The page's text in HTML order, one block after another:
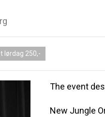
lørdag 250,-
The event
New Jungle